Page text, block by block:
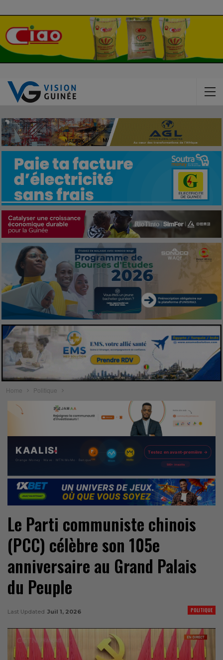
Home Politique
Le Parti communiste chinois
(PCC) célèbre son 105e
anniversaire au Grand Palais
du Peuple
POLITIQUE
Last Updated Juil 1, 2026